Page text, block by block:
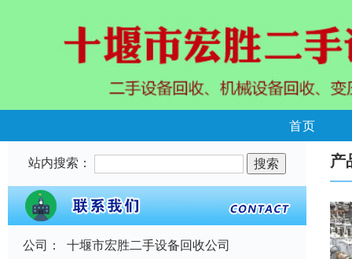
首页
站内搜索：
公司：
十堰市宏胜二手设备回收公司
产